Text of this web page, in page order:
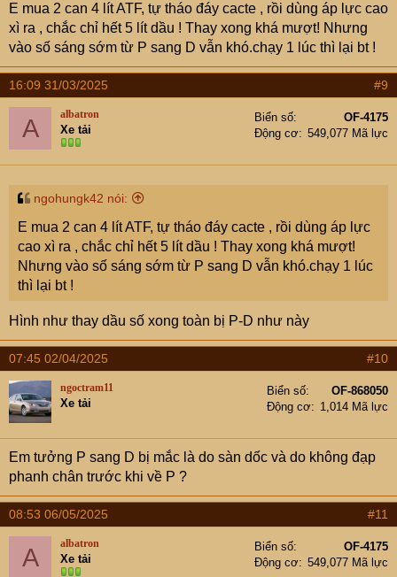
E mua 2 can 4 lít ATF, tự tháo đáy cacte , rồi dùng áp lực cao
xì ra , chắc chỉ hết 5 lít dầu ! Thay xong khá mượt! Nhưng
vào số sáng sớm từ P sang D vẫn khó.chạy 1 lúc thì lại bt !
16:09 31/03/2025 #9
A albatron
Xe tải
Biển số
OF-4175
Động cơ
549,077 Mã lực
ngohungk42 nói:
E mua 2 can 4 lít ATF, tự tháo đáy cacte , rồi dùng áp lực
cao xì ra , chắc chỉ hết 5 lít dầu ! Thay xong khá mượt!
Nhưng vào số sáng sớm từ P sang D vẫn khó.chạy 1 lúc
thì lại bt !
Hình như thay dầu số xong toàn bị P-D như này
07:45 02/04/2025 #10
ngoctram11
Xe tải
Biển số
OF-868050
Động cơ
1,014 Mã lực
Em tưởng P sang D bị mắc là do sàn dốc và do không đạp
phanh chân trước khi về P ?
08:53 06/05/2025 #11
A albatron
Xe tải
Biển số
OF-4175
Động cơ
549,077 Mã lực